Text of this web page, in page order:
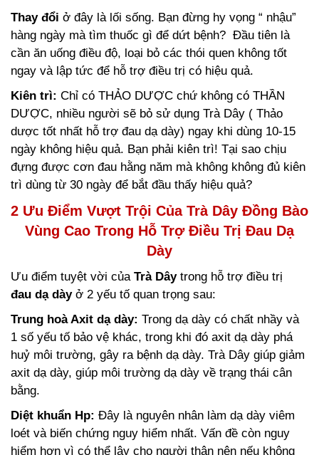
Thay đổi ở đây là lối sống. Bạn đừng hy vọng “ nhậu”
hàng ngày mà tìm thuốc gì để dứt bệnh? Đầu tiên là
cần ăn uống điều độ, loại bỏ các thói quen không tốt
ngay và lập tức để hỗ trợ điều trị có hiệu quả.
Kiên trì: Chỉ có THẢO DƯỢC chứ không có THẦN
DƯỢC, nhiều người sẽ bỏ sử dụng Trà Dây ( Thảo
dược tốt nhất hỗ trợ đau dạ dày) ngay khi dùng 10-15
ngày không hiệu quả. Bạn phải kiên trì! Tại sao chịu
đựng được cơn đau hằng năm mà không không đủ kiên
trì dùng từ 30 ngày để bắt đầu thấy hiệu quả?
2 Ưu Điểm Vượt Trội Của Trà Dây Đồng Bào
Vùng Cao Trong Hỗ Trợ Điều Trị Đau Dạ
Dày
Ưu điểm tuyệt vời của Trà Dây trong hỗ trợ điều trị
đau dạ dàyở 2 yếu tố quan trọng sau:
Trung hoà Axit dạ dày: Trong dạ dày có chất nhầy và
1 số yếu tố bảo vệ khác, trong khi đó axit dạ dày phá
huỷ môi trường, gây ra bệnh dạ dày. Trà Dây giúp giảm
axit dạ dày, giúp môi trường dạ dày về trạng thái cân
bằng.
Diệt khuẩn Hp: Đây là nguyên nhân làm dạ dày viêm
loét và biến chứng nguy hiểm nhất. Vấn đề còn nguy
hiểm hơn vì có thể lây cho người thân nên nếu không